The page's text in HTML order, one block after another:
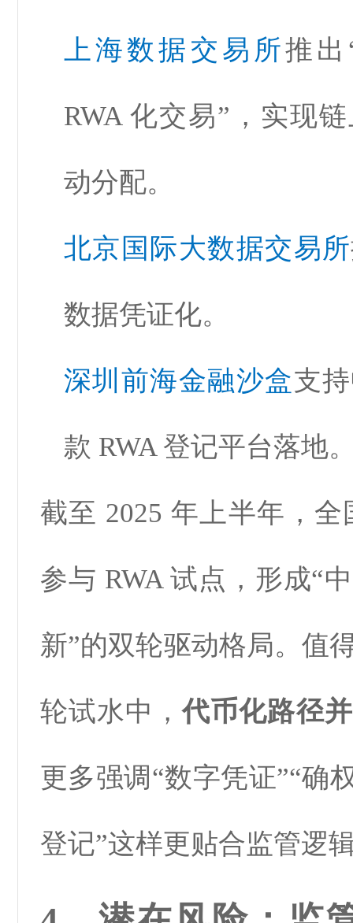
上海数据交易所推
RWA 化交易”，实现
动分配。
北京国际大数据交易所
数据凭证化。
深圳前海金融沙盒支
款 RWA 登记平台落地
截至 2025 年上半年，
参与 RWA 试点，形成“
新”的双轮驱动格局。值
轮试水中，代币化路径
更多强调“数字凭证”“确
登记”这样更贴合监管逻